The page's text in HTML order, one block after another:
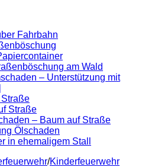
Fahrbahn
am Wald
– Unterstützung mit
Straße
Straße
– Baum auf Straße
Ölschaden
in ehemaligem Stall
/Kinderfeuerwehr